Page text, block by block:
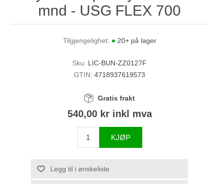
mnd - USG FLEX 700
Tilgjengelighet: ● 20+ på lager
Sku: LIC-BUN-ZZ0127F
GTIN: 4718937619573
Gratis frakt
540,00 kr inkl mva
KJØP
Legg til i ønskeliste